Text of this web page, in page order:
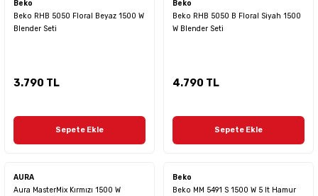
Beko
Beko RHB 5050 Floral Beyaz 1500 W
Blender Seti
3.790 TL
Sepete Ekle
Beko
Beko RHB 5050 B Floral Siyah 1500
W Blender Seti
4.790 TL
Sepete Ekle
AURA
Aura MasterMix Kırmızı 1500 W
Beko
Beko MM 5491 S 1500 W 5 lt Hamur